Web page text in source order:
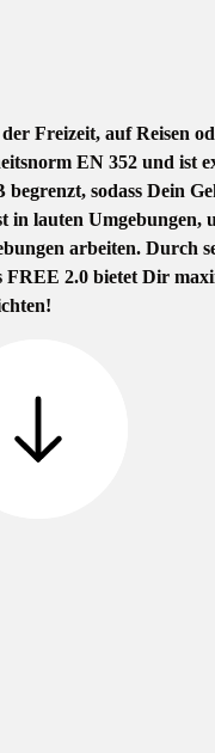
Freizeit, auf Reisen
EN 352 und
sodass Dein
lauten
arbeiten. Durch
2.0 bietet Dir